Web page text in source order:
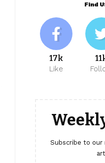
Find
17k
Like
Subscribe to